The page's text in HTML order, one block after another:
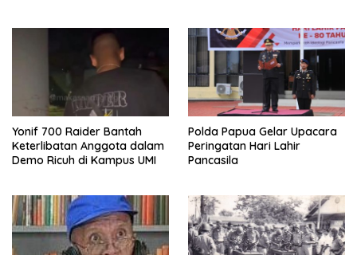
Yonif 700 Raider Bantah
Keterlibatan Anggota dalam
Demo Ricuh di Kampus UMI
Polda Papua Gelar Upacara
Peringatan Hari Lahir
Pancasila